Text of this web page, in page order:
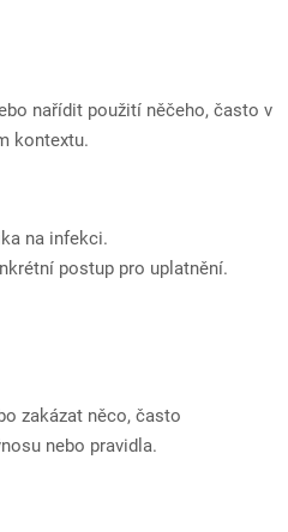
nařídit použití něčeho, často v
kontextu.
na infekci.
postup pro uplatnění.
zakázat něco, často
nebo pravidla.